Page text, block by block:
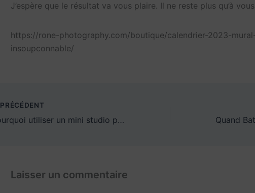
J’espère que le résultat va vous plaire. Il ne reste plus qu’à vous
https://rone-photography.com/boutique/calendrier-2023-
insoupconnable/
PRÉCÉDENT
Pourquoi utiliser un mini studio photo portable pour réaliser des photographies de Legography
Laisser un commentaire